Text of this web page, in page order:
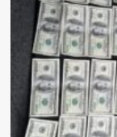
по
техніці
РФ
у
Маріуполі:
місто
“патрулюють”
дрони